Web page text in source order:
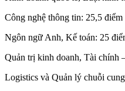
Công nghệ thông tin: 25,5 điểm
Ngôn ngữ Anh, Kế toán: 25
Quản trị kinh doanh, Tài chính
Logistics và Quản lý chuỗi